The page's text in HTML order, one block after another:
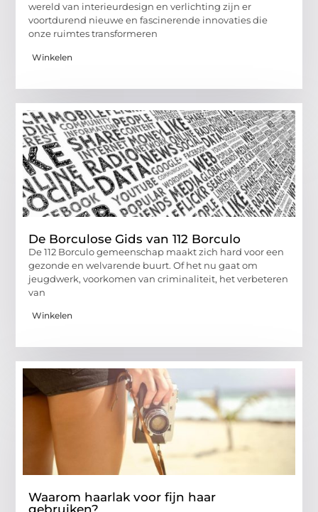
wereld van interieurdesign en verlichting zijn er
voortdurend nieuwe en fascinerende innovaties die
onze ruimtes transformeren
Winkelen
De Borculose Gids van 112 Borculo
De 112 Borculo gemeenschap maakt zich hard voor een
gezonde en welvarende buurt. Of het nu gaat om
jeugdwerk, voorkomen van criminaliteit, het verbeteren
van
Winkelen
Waarom haarlak voor fijn haar
gebruiken?